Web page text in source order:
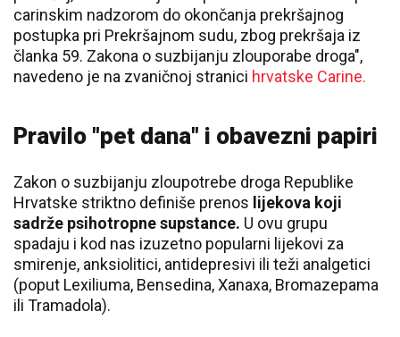
carinskim nadzorom do okončanja prekršajnog
postupka pri Prekršajnom sudu, zbog prekršaja iz
članka 59. Zakona o suzbijanju zlouporabe droga",
navedeno je na zvaničnoj stranici hrvatske Carine.
Pravilo "pet dana" i obavezni papiri
Zakon o suzbijanju zloupotrebe droga Republike
Hrvatske striktno definiše prenos lijekova koji
sadrže psihotropne supstance. U ovu grupu
spadaju i kod nas izuzetno popularni lijekovi za
smirenje, anksiolitici, antidepresivi ili teži analgetici
(poput Lexiliuma, Bensedina, Xanaxa, Bromazepama
ili Tramadola).